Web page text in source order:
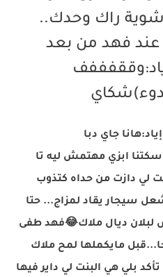
راك وحدك..
عند فهد من بعد
جاي دبا
ابزي مهتمش ليه تا
لي دازت من حداه كتذوب
سيجار يقاد لمزاج... حتا
لبلان ديال ملاك😂فهد طفى
مايكملها لمح ملاك
بلي هي البنت لي داير فيها